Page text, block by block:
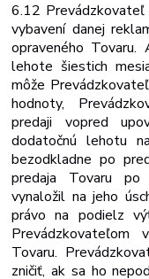
6.12 Prevádzkovateľ
vybavení danej
opraveného
lehote šiestich
môže
hodnoty,
predaji vopred
dodatočnú lehotu
bezodkladne po
predaja Tovaru po
vynaložil na jeho
právo na podielz
Prevádzkovateľom
Tovaru.
zničiť, ak sa ho